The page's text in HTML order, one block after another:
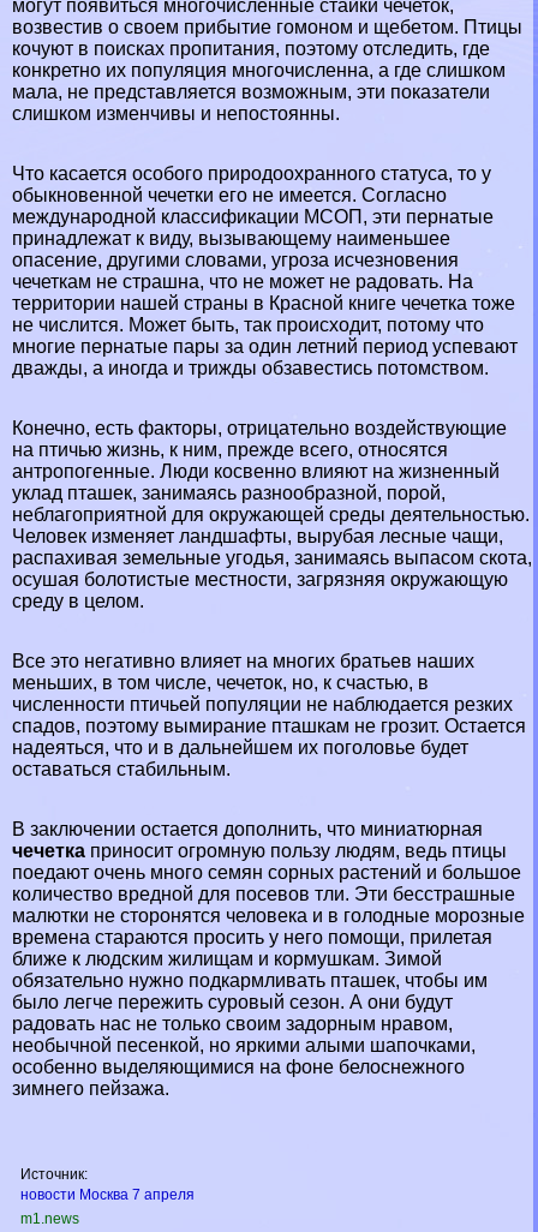
Источник:
новости Москва 7 апреля
m1.news
могут появиться многочисленные стайки чечеток,
возвестив о своем прибытие гомоном и щeбeтом. Птицы
кочуют в поисках пропитания, поэтому отследить, где
конкретно их популяция многочисленна, а где слишком
мала, не представляется возможным, эти показатели
слишком изменчивы и непостоянны.
Что касается особого природоохранного статуса, то у
обыкновенной чечетки его не имеется. Согласно
международной классификации МСОП, эти пернатые
принадлежат к виду, вызывающему наименьшее
опасение, другими словами, угроза исчезновения
чечеткам не страшна, что не может не радовать. На
территории нашей страны в Красной книге чечетка тоже
не числится. Может быть, так происходит, потому что
многие пернатые пары за один летний период успевают
дважды, а иногда и трижды обзавестись потомством.
Конечно, есть факторы, отрицательно воздействующие
на птичью жизнь, к ним, прежде всего, относятся
антропогенные. Люди косвенно влияют на жизненный
уклад пташек, занимаясь разнообразной, порой,
нeблагоприятной для окружающей среды деятельностью.
Человек изменяет ландшафты, вырубая лесные чащи,
распахивая земельные угодья, занимаясь выпасом скота,
осушая болотистые местности, загрязняя окружающую
среду в целом.
Все это негативно влияет на многих братьев наших
меньших, в том числе, чечеток, но, к счастью, в
численности птичьей популяции не наблюдается резких
спадов, поэтому вымирание пташкам не грозит. Остается
надеяться, что и в дальнейшем их поголовье будет
оставаться стабильным.
В заключении остается дополнить, что миниатюрная
чечетка приносит огромную пользу людям, ведь птицы
поедают очень много семян сорных растений и большое
количество вредной для посевов тли. Эти бесстрашные
малютки не сторонятся человека и в голодные морозные
времена стараются просить у него помощи, прилетая
ближе к людским жилищам и кормушкам. Зимой
обязательно нужно подкармливать пташек, чтобы им
было легче пережить суровый сезон. А они будут
радовать нас не только своим задорным нравом,
необычной песенкой, но яркими алыми шапочками,
особенно выделяющимися на фоне белоснежного
зимнего пейзажа.